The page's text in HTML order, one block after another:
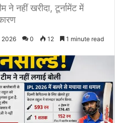
ने नहीं खरीदा, टूर्नामेंट में
2026 0 12 1 minute read